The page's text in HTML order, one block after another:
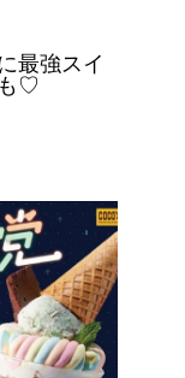
最強スイ
♡